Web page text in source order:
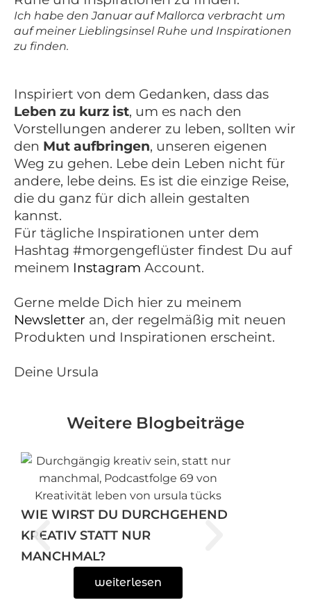
Ich habe den Januar auf Mallorca verbracht um
auf meiner Lieblingsinsel Ruhe und Inspirationen
zu finden.
Inspiriert von dem Gedanken, dass das
Leben zu kurz ist, um es nach den
Vorstellungen anderer zu leben, sollten wir
den Mut aufbringen, unseren eigenen
Weg zu gehen. Lebe dein Leben nicht für
andere, lebe deins. Es ist die einzige Reise,
die du ganz für dich allein gestalten
kannst.
Für tägliche Inspirationen unter dem
Hashtag #morgengeflüster findest Du auf
meinem Instagram Account.
Gerne melde Dich hier zu meinem
Newsletter an, der regelmäßig mit neuen
Produkten und Inspirationen erscheint.
Deine Ursula
Weitere Blogbeiträge
WIE WIRST DU DURCHGEHEND
KREATIV STATT NUR
MANCHMAL?
weiterlesen